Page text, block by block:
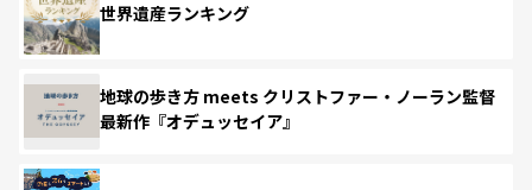
世界遺産ランキング
地球の歩き方 meets クリストファー・ノーラン監督
最新作『オデュッセイア』